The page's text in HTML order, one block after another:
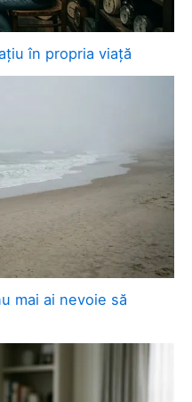
în propria viață
mai ai nevoie să